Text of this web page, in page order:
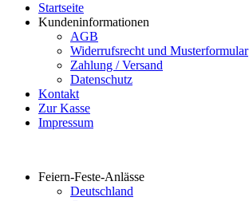
Startseite
Kundeninformationen
AGB
Widerrufsrecht und Musterformular
Zahlung / Versand
Datenschutz
Kontakt
Zur Kasse
Impressum
Feiern-Feste-Anlässe
Deutschland